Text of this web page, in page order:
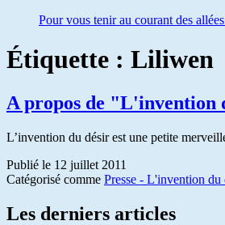
Pour vous tenir au courant des
Étiquette : Liliwen
A propos de "L'invention
L’invention du désir est une petite
Publié le 12 juillet 2011
Catégorisé comme Presse - L'invention du
Les derniers articles